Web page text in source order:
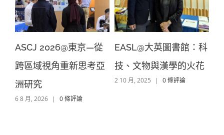
ASCJ 2026@東京—從
跨區域視角重新思考亞
洲研究
6 8 月, 2026 | 0 條評論
EASL@大英圖書館：科
技、文物與漢學的火花
2 10 月, 2025 | 0 條評論